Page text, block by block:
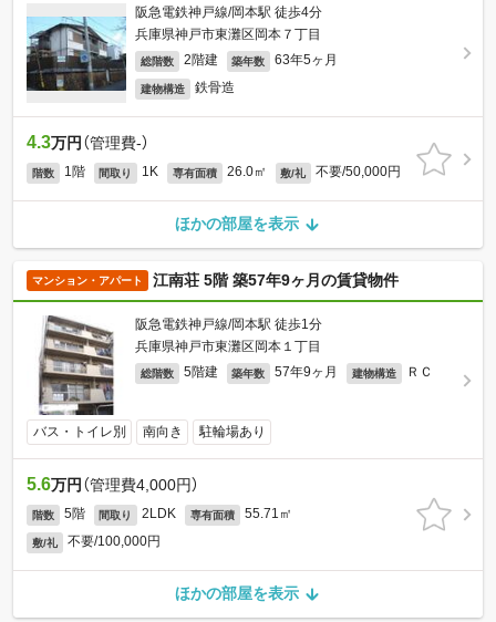
阪急電鉄神戸線/岡本駅 徒歩4分
兵庫県神戸市東灘区岡本７丁目
総階数 2階建 築年数 63年5ヶ月
建物構造 鉄骨造
4.3万円 （管理費-）
階数 1階 間取り 1K 専有面積 26.0㎡ 敷/礼 不要/50,000円
ほかの部屋を表示
マンション・アパート 江南荘 5階 築57年9ヶ月の賃貸物件
阪急電鉄神戸線/岡本駅 徒歩1分
兵庫県神戸市東灘区岡本１丁目
総階数 5階建 築年数 57年9ヶ月 建物構造 ＲＣ
バス・トイレ別 南向き 駐輪場あり
5.6万円 （管理費4,000円）
階数 5階 間取り 2LDK 専有面積 55.71㎡
敷/礼 不要/100,000円
ほかの部屋を表示